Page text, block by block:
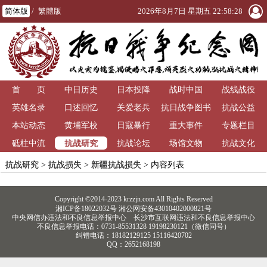
简体版 / 繁體版 2026年8月7日 星期五 22:58:28
首 页 中日历史 日本投降 战时中国
战线战役
英雄名录
口述回忆 关爱老兵
抗日战争图书
馆
抗战公益
本站动态
黄埔军校 日寇暴行 重大事件
专题栏目
砥柱中流
抗战研究 抗战论坛 场馆文物 抗战文化
抗战研究> 抗战损失 > 新疆抗战损失 > 内容列表
Copyright ©2014-2023 krzzjn.com All Rights Reserved
湘ICP备18022032号 湘公网安备43010402000821号
中央网信办违法和不良信息举报中心
长沙市互联网违法和不良信息举报中心
不良信息举报电话：0731-85531328 19198230121（微信同号）
纠错电话：18182129125 15116420702
QQ：2652168198